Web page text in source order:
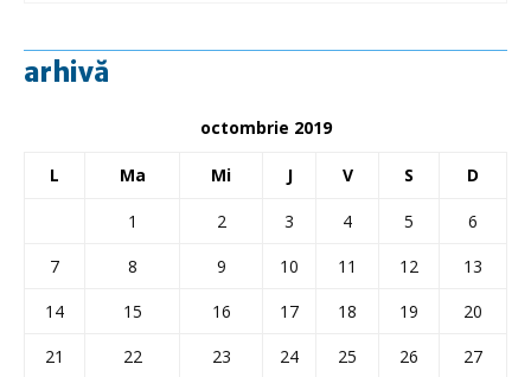
arhivă
octombrie 2019
L Ma Mi J V S D
1 2 3 4 5
6
7
8 9 10 11 12
13
14
15 16 17 18 19
20
21
22 23 24 25 26
27